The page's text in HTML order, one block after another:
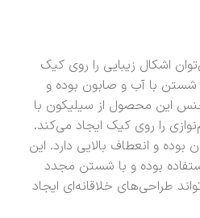
اشکال زیبایی را روی کیک
شستن با آب و صابون بوده و
این محصول از سیلیکون با
را روی کیک ایجاد می‌کند.
و انعطاف بالایی دارد. این
بوده و با شستن مجدد
طراحی‌های خلاقانه‌ای ایجاد